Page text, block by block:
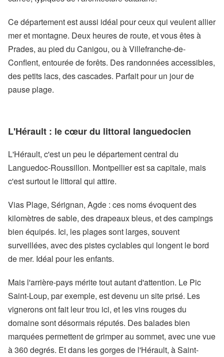
Ce département est aussi idéal pour ceux qui veulent allier
mer et montagne. Deux heures de route, et vous êtes à
Prades, au pied du Canigou, ou à Villefranche-de-
Conflent, entourée de forêts. Des randonnées accessibles,
des petits lacs, des cascades. Parfait pour un jour de
pause plage.
L'Hérault : le cœur du littoral languedocien
L'Hérault, c'est un peu le département central du
Languedoc-Roussillon. Montpellier est sa capitale, mais
c'est surtout le littoral qui attire.
Vias Plage, Sérignan, Agde : ces noms évoquent des
kilomètres de sable, des drapeaux bleus, et des campings
bien équipés. Ici, les plages sont larges, souvent
surveillées, avec des pistes cyclables qui longent le bord
de mer. Idéal pour les enfants.
Mais l'arrière-pays mérite tout autant d'attention. Le Pic
Saint-Loup, par exemple, est devenu un site prisé. Les
vignerons ont fait leur trou ici, et les vins rouges du
domaine sont désormais réputés. Des balades bien
marquées permettent de grimper au sommet, avec une vue
à 360 degrés. Et dans les gorges de l'Hérault, à Saint-